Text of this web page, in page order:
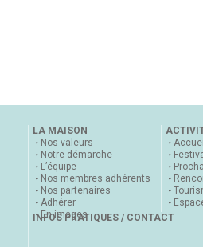
LA MAISON
Nos valeurs
Notre démarche
L’équipe
Nos membres adhérents
Nos partenaires
Adhérer
En images
INFOS PRATIQUES / CONTACT